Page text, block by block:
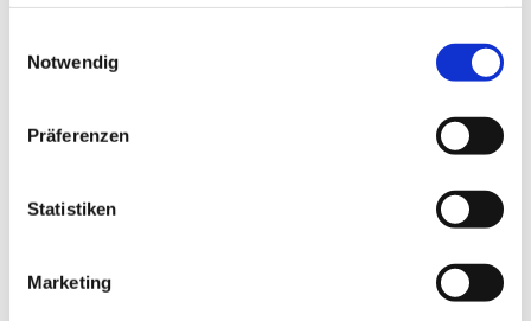
Notwendig
Präferenzen
Statistiken
Marketing